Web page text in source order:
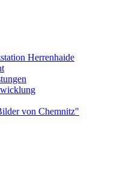
Herrenhaide
von Chemnitz"